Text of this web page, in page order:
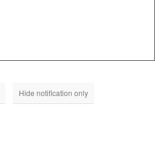
Hide notification only